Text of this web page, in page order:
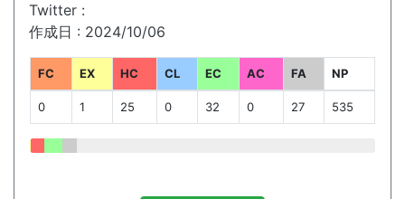
Twitter :
作成日 : 2024/10/06
FC EX HC CL EC AC FA NP
0 1 25 0 32 0 27 535